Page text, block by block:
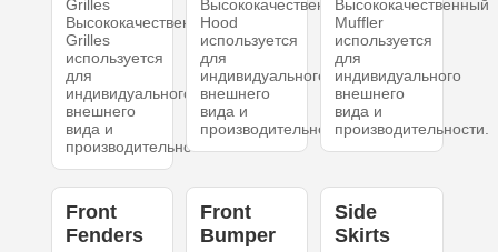
Grilles
Высококачественный
Grilles
используется
для
индивидуального
внешнего
вида и
производительности.
Высококачественный
Hood
используется
для
индивидуального
внешнего
вида и
производительности.
Высококачественный
Muffler
используется
для
индивидуального
внешнего
вида и
производительности.
Front
Fenders
Front
Bumper
Side
Skirts